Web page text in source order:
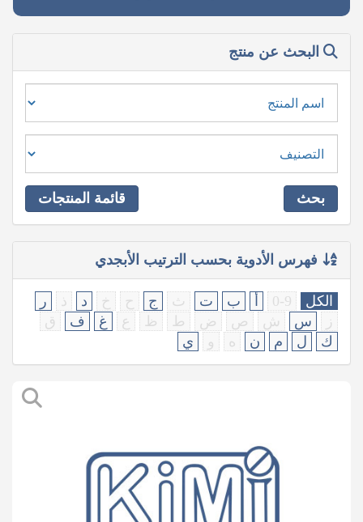
البحث عن منتج
بحث قائمة المنتجات
فهرس الأدوية بحسب الترتيب الأبجدي
الكل 0-9 ب ت ث ج ح خ د ذ
ر
ز
س ش ص ض ط ظ ع غ ف
ق
ك
ل م ن ه و ي